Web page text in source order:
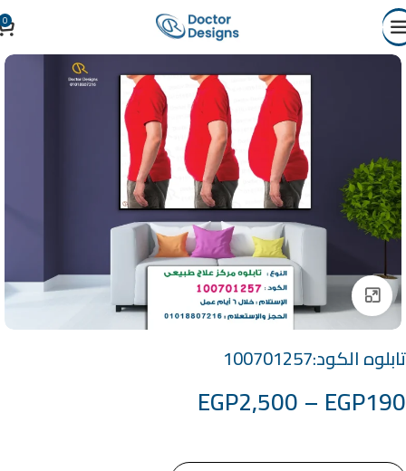
0
Click to enlarge
تابلوه الكود:100701257
EGP190
–
EGP2,500